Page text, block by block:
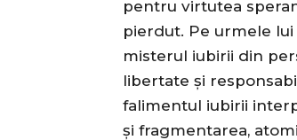
pentru virtutea
pierdut. Pe urmele
misterul iubirii din
libertate și
falimentul iubirii
și fragmentarea,